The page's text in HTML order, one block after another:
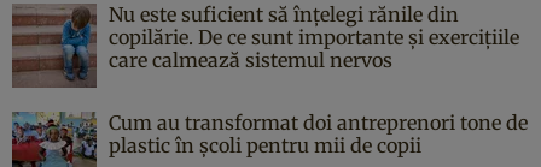
Nu este suficient să înțelegi rănile din
copilărie. De ce sunt importante și exercițiile
care calmează sistemul nervos
Cum au transformat doi antreprenori tone de
plastic în școli pentru mii de copii